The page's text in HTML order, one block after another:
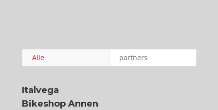
Alle partners
Italvega
Bikeshop Annen